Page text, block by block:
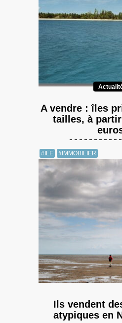
A vendre : îles
tailles, à partir
#ILE #IMMOBILIER
Ils vendent
atypiques en